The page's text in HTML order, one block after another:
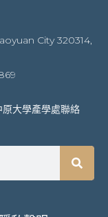
City 320314,
大學產學處聯絡